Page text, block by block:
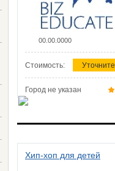
00.00.0000
Стоимость: Уточните
Город не указан
Хип-хоп для детей